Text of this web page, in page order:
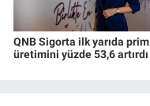
QNB Sigorta ilk yarıda prim
üretimini yüzde 53,6 artırdı